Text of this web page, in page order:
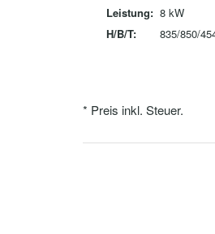
Leistung: 8 kW
H/B/T:
835/850/
* Preis inkl. Steuer.